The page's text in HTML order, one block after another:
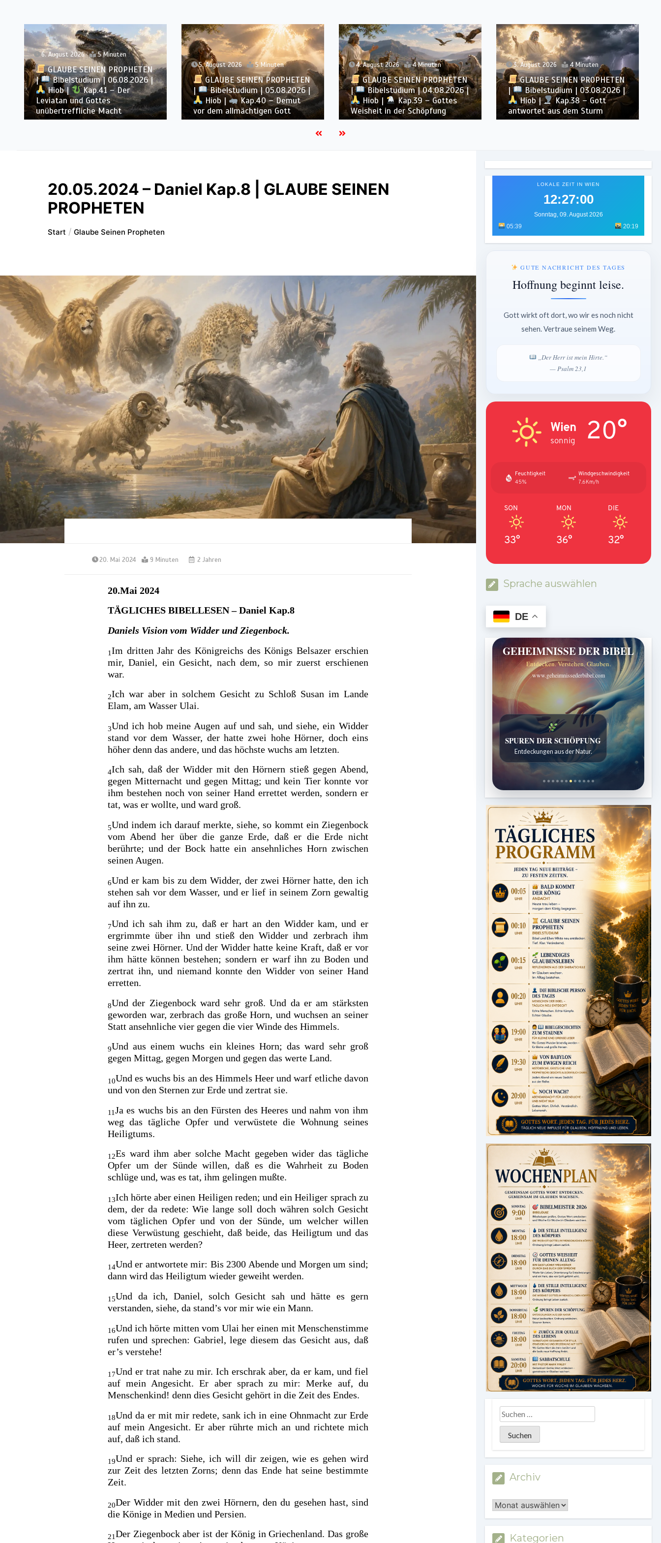
5. August 2026 5 Minuten
GLAUBE SEINEN PROPHETEN
|
Bibelstudium | 05.08.2026 |
Hiob |
Kap.40 – Demut
vor dem allmächtigen Gott
4. August 2026 4 Minuten
GLAUBE SEINEN PROPHETEN
|
Bibelstudium | 04.08.2026 |
Hiob |
Kap.39 – Gottes
Weisheit in der Schöpfung
3. August 2026 4 Minuten
GLAUBE SEINEN PROPHETEN
|
Bibelstudium | 03.08.2026 |
Hiob |
Kap.38 – Gott
antwortet aus dem Sturm
2. August 2026 16 Minuten
GLAUBE SEINEN PROPHETEN
|
Geist der Prophezeiung | 02
– 08.08.2026 |
Propheten
und Könige |
Kap. 16 : Der
Untergang des Hauses Ahab
20.05.2024 – Daniel Kap.8 | GLAUBE SEINEN
PROPHETEN
Start Glaube Seinen Propheten
20. Mai 2024 9 Minuten 2 Jahren
20.Mai 2024
TÄGLICHES BIBELLESEN – Daniel Kap.8
Daniels Vision vom Widder und Ziegenbock.
1Im dritten Jahr des Königreichs des Königs Belsazer erschien
mir, Daniel, ein Gesicht, nach dem, so mir zuerst erschienen
war.
2Ich war aber in solchem Gesicht zu Schloß Susan im Lande
Elam, am Wasser Ulai.
3Und ich hob meine Augen auf und sah, und siehe, ein Widder
stand vor dem Wasser, der hatte zwei hohe Hörner, doch eins
höher denn das andere, und das höchste wuchs am letzten.
4Ich sah, daß der Widder mit den Hörnern stieß gegen Abend,
gegen Mitternacht und gegen Mittag; und kein Tier konnte vor
ihm bestehen noch von seiner Hand errettet werden, sondern er
tat, was er wollte, und ward groß.
5Und indem ich darauf merkte, siehe, so kommt ein Ziegenbock
vom Abend her über die ganze Erde, daß er die Erde nicht
berührte; und der Bock hatte ein ansehnliches Horn zwischen
seinen Augen.
6Und er kam bis zu dem Widder, der zwei Hörner hatte, den ich
stehen sah vor dem Wasser, und er lief in seinem Zorn gewaltig
auf ihn zu.
7Und ich sah ihm zu, daß er hart an den Widder kam, und er
ergrimmte über ihn und stieß den Widder und zerbrach ihm
seine zwei Hörner. Und der Widder hatte keine Kraft, daß er vor
ihm hätte können bestehen; sondern er warf ihn zu Boden und
zertrat ihn, und niemand konnte den Widder von seiner Hand
erretten.
8Und der Ziegenbock ward sehr groß. Und da er am stärksten
geworden war, zerbrach das große Horn, und wuchsen an seiner
Statt ansehnliche vier gegen die vier Winde des Himmels.
9Und aus einem wuchs ein kleines Horn; das ward sehr groß
gegen Mittag, gegen Morgen und gegen das werte Land.
10Und es wuchs bis an des Himmels Heer und warf etliche davon
und von den Sternen zur Erde und zertrat sie.
11Ja es wuchs bis an den Fürsten des Heeres und nahm von ihm
weg das tägliche Opfer und verwüstete die Wohnung seines
Heiligtums.
12Es ward ihm aber solche Macht gegeben wider das tägliche
Opfer um der Sünde willen, daß es die Wahrheit zu Boden
schlüge und, was es tat, ihm gelingen mußte.
13Ich hörte aber einen Heiligen reden; und ein Heiliger sprach zu
dem, der da redete: Wie lange soll doch währen solch Gesicht
vom täglichen Opfer und von der Sünde, um welcher willen
diese Verwüstung geschieht, daß beide, das Heiligtum und das
Heer, zertreten werden?
14Und er antwortete mir: Bis 2300 Abende und Morgen um sind;
dann wird das Heiligtum wieder geweiht werden.
15Und da ich, Daniel, solch Gesicht sah und hätte es gern
verstanden, siehe, da stand’s vor mir wie ein Mann.
16Und ich hörte mitten vom Ulai her einen mit Menschenstimme
rufen und sprechen: Gabriel, lege diesem das Gesicht aus, daß
er’s verstehe!
17Und er trat nahe zu mir. Ich erschrak aber, da er kam, und fiel
auf mein Angesicht. Er aber sprach zu mir: Merke auf, du
Menschenkind! denn dies Gesicht gehört in die Zeit des Endes.
18Und da er mit mir redete, sank ich in eine Ohnmacht zur Erde
auf mein Angesicht. Er aber rührte mich an und richtete mich
auf, daß ich stand.
19Und er sprach: Siehe, ich will dir zeigen, wie es gehen wird
zur Zeit des letzten Zorns; denn das Ende hat seine bestimmte
Zeit.
20Der Widder mit den zwei Hörnern, den du gesehen hast, sind
die Könige in Medien und Persien.
21Der Ziegenbock aber ist der König in Griechenland. Das große
LOKALE ZEIT IN WIEN
12:27:03
Sonntag, 09. August 2026
05:39
20:19
GUTE NACHRICHT DES TAGES
Hoffnung beginnt leise.
Gott wirkt oft dort, wo wir es noch nicht
sehen. Vertraue seinem Weg.
„Der Herr ist mein Hirte.“
— Psalm 23,1
Wien
sonnig 20°
Feuchtigkeit
45%
Windgeschwindigkeit
7.6Km/h
SON
33°
MON
36°
DIE
32°
Sprache auswählen
DE
GEHEIMNISSE DER BIBEL
Entdecken. Verstehen. Glauben.
www.geheimnissederbibel.com
SPUREN DER SCHÖPFUNG
Entdeckungen aus der Natur.
Archiv
Archiv
Kategorien